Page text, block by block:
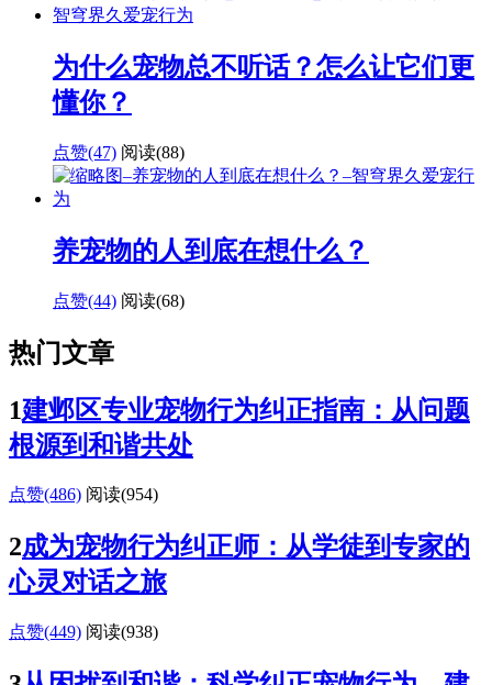
为什么宠物总不听话？怎么让它们更
懂你？
点赞(47) 阅读(88)
养宠物的人到底在想什么？
点赞(44) 阅读(68)
热门文章
1建邺区专业宠物行为纠正指南：从问题
根源到和谐共处
点赞(486) 阅读(954)
2成为宠物行为纠正师：从学徒到专家的
心灵对话之旅
点赞(449) 阅读(938)